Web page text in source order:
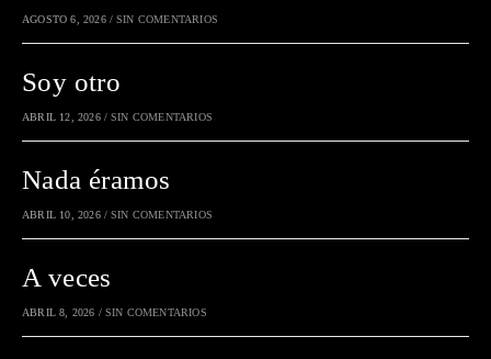
AGOSTO 6, 2026 / SIN COMENTARIOS
Soy otro
ABRIL 12, 2026 / SIN COMENTARIOS
Nada éramos
ABRIL 10, 2026 / SIN COMENTARIOS
A veces
ABRIL 8, 2026 / SIN COMENTARIOS